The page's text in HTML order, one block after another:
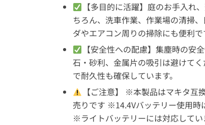
【多目的に活躍】庭のお手入れ
ちろん、洗車作業、作業場の清掃
ダやエアコン周りの掃除にも便利で
【安全性への配慮】集塵時の安
石・砂利、金属片の吸引は避けて
で耐久性も確保しています。
【ご注意】 ※本製品はマキタ
売りです ※14.4Vバッテリー使用時
※ライトバッテリーには対応してい